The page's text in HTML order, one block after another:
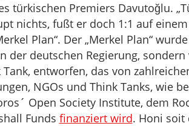
türkischen Premiers Davutoğlu.
nichts, fußt er doch 1:1 auf
Plan“. Der „Merkel Plan“
der deutschen Regierung, sondern
entworfen, das von
NGOs und Think Tanks, wie
Open Society Institute, dem
Funds finanziert wird. Honi soit